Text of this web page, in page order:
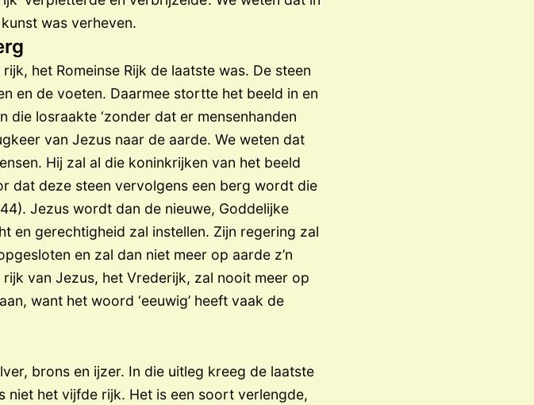
was verheven.
het Romeinse Rijk de laatste was. De steen
en de voeten. Daarmee stortte het beeld in en
die losraakte ‘zonder dat er mensenhanden
van Jezus naar de aarde. We weten dat
Hij zal al die koninkrijken van het beeld
dat deze steen vervolgens een berg wordt die
Jezus wordt dan de nieuwe, Goddelijke
en gerechtigheid zal instellen. Zijn regering zal
en zal dan niet meer op aarde z’n
van Jezus, het Vrederijk, zal nooit meer op
want het woord ‘eeuwig’ heeft vaak de
brons en ijzer. In die uitleg kreeg de laatste
niet het vijfde rijk. Het is een soort verlengde,